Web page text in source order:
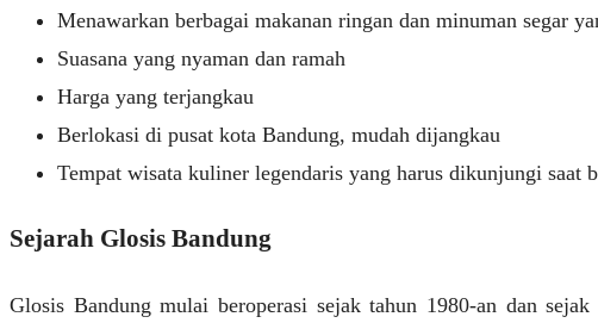
Menawarkan berbagai makanan ringan dan minuman segar
Suasana yang nyaman dan ramah
Harga yang terjangkau
Berlokasi di pusat kota Bandung, mudah dijangkau
Tempat wisata kuliner legendaris yang harus dikunjungi saat
Sejarah Glosis Bandung
Glosis Bandung mulai beroperasi sejak tahun 1980-an dan